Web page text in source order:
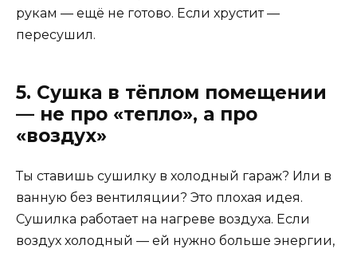
рукам — ещё не готово. Если хрустит —
пересушил.
5. Сушка в тёплом помещении
— не про «тепло», а про
«воздух»
Ты ставишь сушилку в холодный гараж? Или в
ванную без вентиляции? Это плохая идея.
Сушилка работает на нагреве воздуха. Если
воздух холодный — ей нужно больше энергии,